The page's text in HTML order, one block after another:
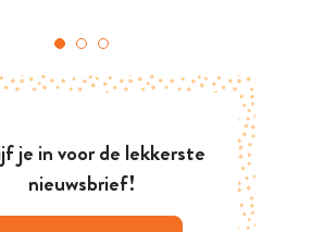
je in voor de lekkerste
nieuwsbrief!